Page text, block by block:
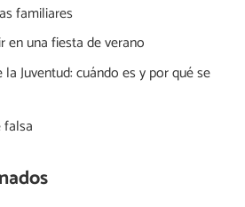
familiares
en una fiesta de verano
Juventud: cuándo es y por qué se